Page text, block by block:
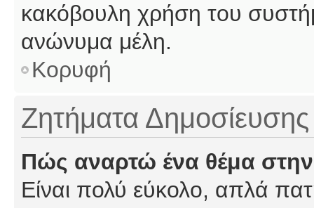
κακόβουλη χρήση του
ανώνυμα μέλη.
Κορυφή
Ζητήματα Δημοσίευσης
Πώς αναρτώ ένα θέμα
Είναι πολύ εύκολο, απλά